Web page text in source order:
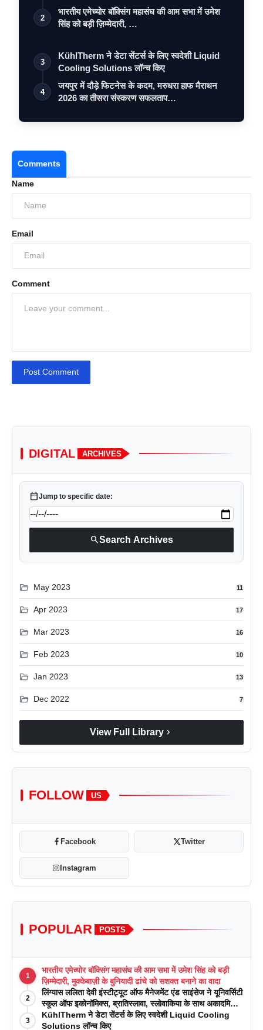
2
भारतीय एमेच्योर बॉक्सिंग महासंघ की आम सभा में उमेश
सिंह को बड़ी ज़िम्मेदारी, …
3
KühlTherm ने डेटा सेंटर्स के लिए स्वदेशी Liquid
Cooling Solutions लॉन्च किए
4
जयपुर में दौड़े फिटनेस के कदम, मरुधरा हाफ मैराथन
2026 का तीसरा संस्करण सफलताप…
Comments
Name
Email
Comment
Post Comment
DIGITAL ARCHIVES
calendar_todayJump to specific date:
searchSearch Archives
folder_open May 2023 11
folder_open Apr 2023 17
folder_open Mar 2023 16
folder_open Feb 2023 10
folder_open Jan 2023 13
folder_open Dec 2022 7
View Full Library chevron_right
FOLLOW US
Facebook Twitter
Instagram
POPULAR POSTS
1
भारतीय एमेच्योर बॉक्सिंग महासंघ की आम सभा में उमेश सिंह को बड़ी
ज़िम्मेदारी, मुक्केबाज़ी के बुनियादी ढांचे को सशक्त बनाने का वादा
2
लिंग्यास ललिता देवी इंस्टीट्यूट ऑफ मैनेजमेंट एंड साइंसेज ने यूनिवर्सिटी
स्कूल ऑफ इकोनॉमिक्स, ब्रातिस्लावा, स्लोवाकिया के साथ अकादमिक
पत्रिकाओं में प्रकाशन रणनीतियों पर एक दिवसीय कार्यशाला का
आयोजन किया
3
KühlTherm ने डेटा सेंटर्स के लिए स्वदेशी Liquid Cooling
Solutions लॉन्च किए